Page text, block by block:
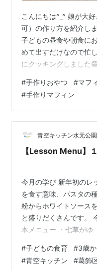
こんにちは^_^ 娘が大
可）の作り方を紹介し
子どもの昼食や朝食に
めて出すだけなので忙
にクッキングしました
ませんね✨ ～甘さ控え
ン～ 材料（マフィン
粉（小麦粉でもOKで
（甘くしたい場合は、
ダー 小さじ１ ☆塩少
夫です。） ・ バター…
#手作りおやつ #マフ
#手作りマフィン
青空キッチン水元公
【Lesson Menu】
今月の学び 新年初のレ
を食す意味、パスタの
粉からホワイトソース
と盛りだくさんです。
本メニュー ・七草がゆ
七草の種類 七草がゆを
・抹茶チョコ大福 ・チ
#子どもの食育 #3歳
#青空キッチン #葛飾